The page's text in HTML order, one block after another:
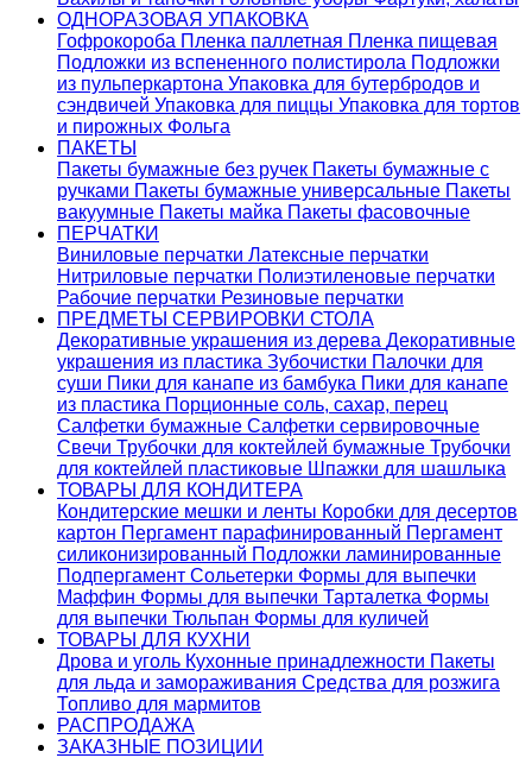
ОДНОРАЗОВАЯ УПАКОВКА
Гофрокороба Пленка паллетная Пленка пищевая
Подложки из вспененного полистирола Подложки
из пульперкартона Упаковка для бутербродов и
сэндвичей Упаковка для пиццы Упаковка для тортов
и пирожных Фольга
ПАКЕТЫ
Пакеты бумажные без ручек Пакеты бумажные с
ручками Пакеты бумажные универсальные Пакеты
вакуумные Пакеты майка Пакеты фасовочные
ПЕРЧАТКИ
Виниловые перчатки Латексные перчатки
Нитриловые перчатки Полиэтиленовые перчатки
Рабочие перчатки Резиновые перчатки
ПРЕДМЕТЫ СЕРВИРОВКИ СТОЛА
Декоративные украшения из дерева Декоративные
украшения из пластика Зубочистки Палочки для
суши Пики для канапе из бамбука Пики для канапе
из пластика Порционные соль, сахар, перец
Салфетки бумажные Салфетки сервировочные
Свечи Трубочки для коктейлей бумажные Трубочки
для коктейлей пластиковые Шпажки для шашлыка
ТОВАРЫ ДЛЯ КОНДИТЕРА
Кондитерские мешки и ленты Коробки для десертов
картон Пергамент парафинированный Пергамент
силиконизированный Подложки ламинированные
Подпергамент Сольетерки Формы для выпечки
Маффин Формы для выпечки Тарталетка Формы
для выпечки Тюльпан Формы для куличей
ТОВАРЫ ДЛЯ КУХНИ
Дрова и уголь Кухонные принадлежности Пакеты
для льда и замораживания Средства для розжига
Топливо для мармитов
РАСПРОДАЖА
ЗАКАЗНЫЕ ПОЗИЦИИ